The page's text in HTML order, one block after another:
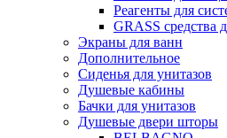
Реагенты для
GRASS средства
Экраны для ванн
Дополнительное
Сиденья для унитазов
Душевые кабины
Бачки для унитазов
Душевые двери шторы